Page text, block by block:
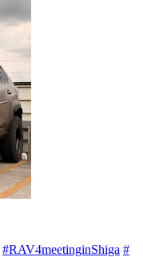
#RAV4meetinginShiga #